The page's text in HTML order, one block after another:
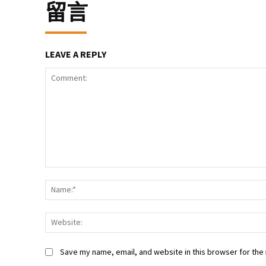
留言
LEAVE A REPLY
Save my name, email, and website in this browser for